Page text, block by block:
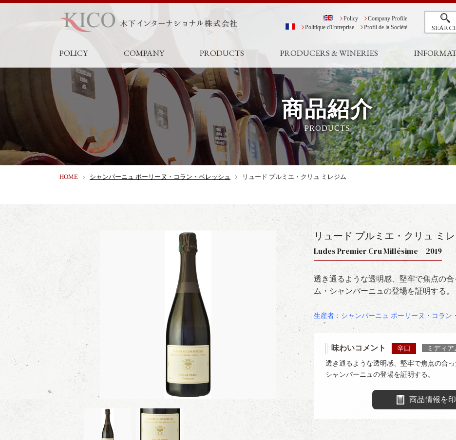
Policy
Company Profile
Politique d'Entreprise
Profil de la Société
POLICY COMPANY PRODUCTS PRODUCERS & WINERIES
商品紹介
PRODUCTS
HOME シャンパーニュ ポーリーヌ・コラン・ベレッシュ リュード プルミエ・クリュ ミレジム
リュード プルミエ・クリュ ミ
Ludes Premier Cru Millésime 2019
透き通るような透明感、堅牢で焦点の
ム・シャンパーニュの登場を証明する。
生産者：シャンパーニュ ポーリーヌ・コラン
味わいコメント 辛口
ミディア
透き通るような透明感、堅牢で焦点の合
シャンパーニュの登場を証明する。
商品情報を